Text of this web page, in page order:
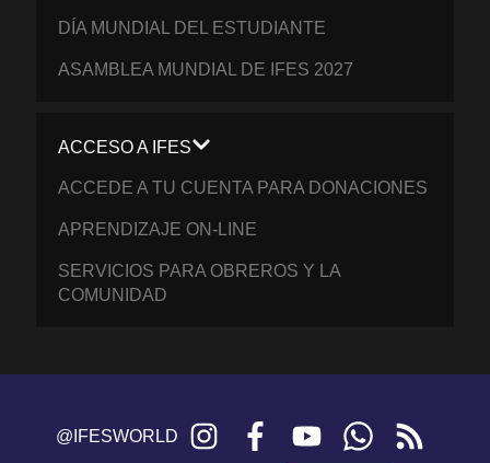
DÍA MUNDIAL DEL ESTUDIANTE
ASAMBLEA MUNDIAL DE IFES 2027
ACCESO A IFES
ACCEDE A TU CUENTA PARA DONACIONES
APRENDIZAJE ON-LINE
SERVICIOS PARA OBREROS Y LA
COMUNIDAD
@IFESWORLD Instagram FacebookYouTubeWhatsApp
feed